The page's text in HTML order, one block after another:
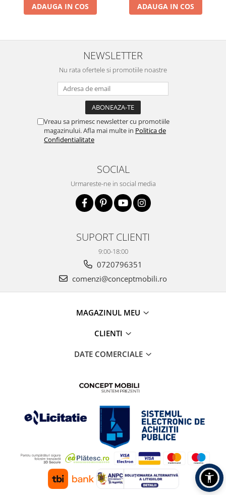
ADAUGA IN COS ADAUGA IN COS
NEWSLETTER
Nu rata ofertele si promotiile noastre
Vreau sa primesc newsletter cu promotiile
magazinului. Afla mai multe in Politica de
Confidentialitate
SOCIAL
Urmareste-ne in social media
SUPORT CLIENTI
9:00-18:00
0720796351
comenzi@conceptmobili.ro
MAGAZINUL MEU
CLIENTI
DATE COMERCIALE